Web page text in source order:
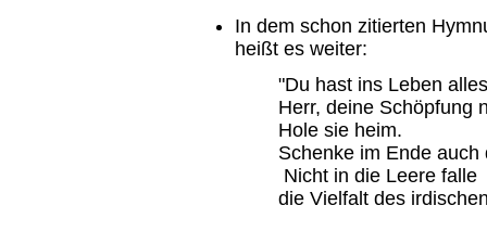
In dem schon zitierten
heißt es weiter:
"Du hast ins Leben
Herr, deine Schöpfung
Hole sie heim.
Schenke im Ende auch
Nicht in die Leere falle
die Vielfalt des